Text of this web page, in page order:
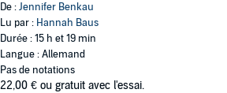
De :Jennifer Benkau
Lu par : Hannah Baus
Durée : 15 h et 19 min
Langue : Allemand
Pas de notations
22,00 € ou gratuit avec l'essai.